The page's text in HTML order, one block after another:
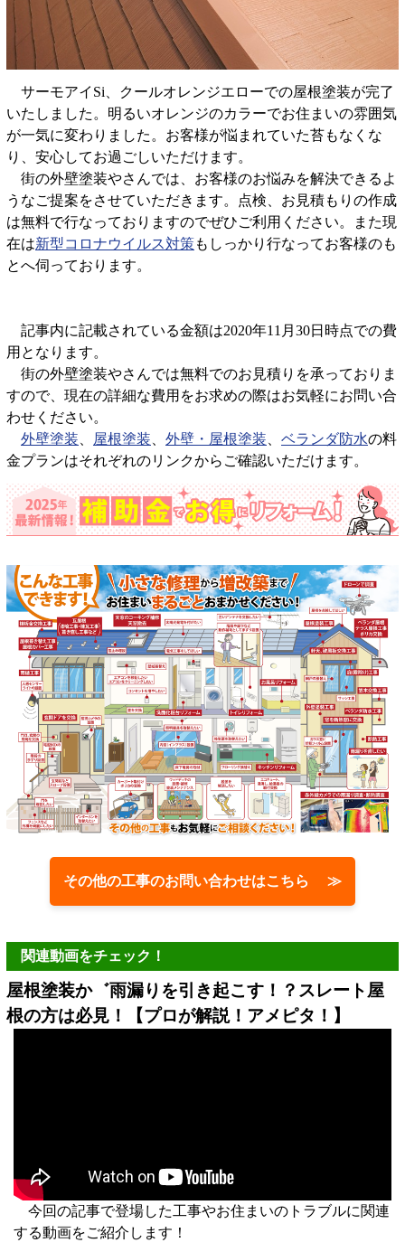
サーモアイSi、クールオレンジエローでの屋根塗装が完了
いたしました。明るいオレンジのカラーでお住まいの雰囲気
が一気に変わりました。お客様が悩まれていた苔もなくな
り、安心してお過ごしいただけます。
街の外壁塗装やさんでは、お客様のお悩みを解決できるよ
うなご提案をさせていただきます。点検、お見積もりの作成
は無料で行なっておりますのでぜひご利用ください。また現
在は新型コロナウイルス対策もしっかり行なってお客様のも
とへ伺っております。
記事内に記載されている金額は2020年11月30日時点での費
用となります。
街の外壁塗装やさんでは無料でのお見積りを承っておりま
すので、現在の詳細な費用をお求めの際はお気軽にお問い合
わせください。
外壁塗装
屋根塗装 外壁・屋根塗装 ベランダ防水の料
金プランはそれぞれのリンクからご確認いただけます。
その他の工事のお問い合わせはこちら ≫
関連動画をチェック！
屋根塗装か゛雨漏りを引き起こす！？スレート屋
根の方は必見！【プロが解説！アメピタ！】
今回の記事で登場した工事やお住まいのトラブルに関連
する動画をご紹介します！